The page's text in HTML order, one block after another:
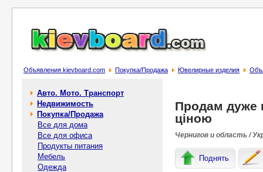
Объявления kievboard.com Покупка/Продажа Ювелирные изделия
Авто. Мото. Транспорт
Недвижимость
Покупка/Продажа
Все для дома
Все для офиса
Продукты питания
Мебель
Одежда
Продам дуже
ціною
Чернигов и область /
Поднять